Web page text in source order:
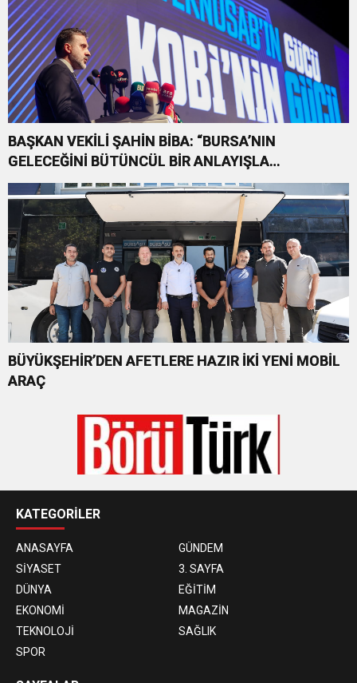
BAŞKAN VEKİLİ ŞAHİN BİBA: “BURSA’NIN
GELECEĞİNİ BÜTÜNCÜL BİR ANLAYIŞLA
PLANLIYORUZ”
BÜYÜKŞEHİR’DEN AFETLERE HAZIR İKİ YENİ MOBİL
ARAÇ
KATEGORİLER
ANASAYFA
GÜNDEM
SİYASET
3. SAYFA
DÜNYA
EĞİTİM
EKONOMİ
MAGAZİN
TEKNOLOJİ
SAĞLIK
SPOR